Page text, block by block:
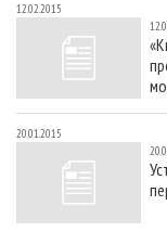
ИНСТРУМЕНТ И
БИБЛИОТЕКА
12.02.2015
20.01.2015